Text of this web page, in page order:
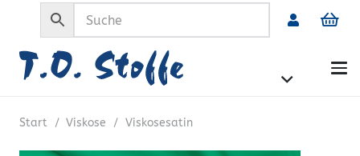
Start / Viskose / Viskosesatin